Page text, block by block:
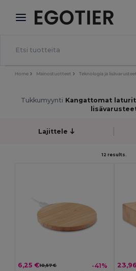
× Egotier-sovellus
Paremmat hinnat appissa!
Home Mainostuotteet Teknologia ja lisävarusteet
Tukkumyynti Kangattomat
Lajittele
12 results.
6,25 €10,57 € -41%